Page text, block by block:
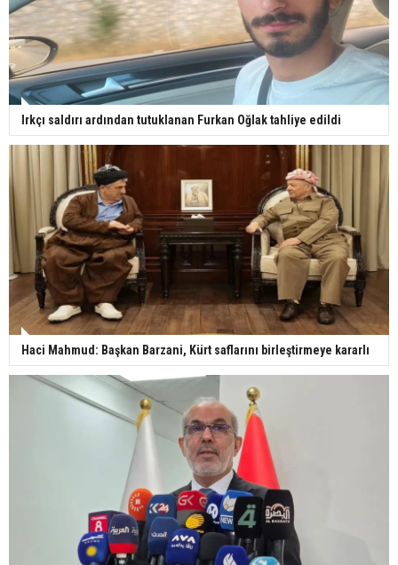
Irkçı saldırı ardından tutuklanan Furkan Oğlak tahliye edildi
Haci Mahmud: Başkan Barzani, Kürt saflarını birleştirmeye kararlı